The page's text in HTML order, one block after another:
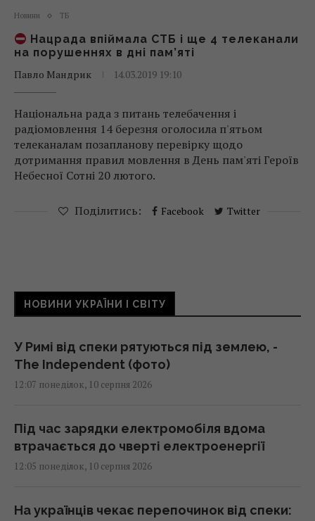
Новини ТБ
Нацрада впіймала СТБ і ще 4 телеканали
на порушеннях в дні пам’яті
Павло Мандрик
14.03.2019 19:10
Національна рада з питань телебачення і
радіомовлення 14 березня оголосила п'ятьом
телеканалам позапланову перевірку щодо
дотримання правил мовлення в День пам'яті Героїв
Небесної Сотні 20 лютого.
Поділитись: Facebook Twitter
НОВИНИ УКРАЇНИ І СВІТУ
У Римі від спеки рятуються під землею, -
The Independent (фото)
12:07 понеділок, 10 серпня 2026
Під час зарядки електромобіля вдома
втрачається до чверті електроенергії
12:05 понеділок, 10 серпня 2026
На українців чекає перепочинок від спеки: